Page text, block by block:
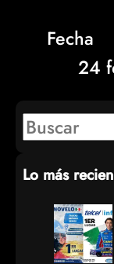
Fecha
24
S
a
Lo más